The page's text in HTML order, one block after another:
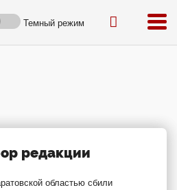
Темный режим
редакции
областью сбили